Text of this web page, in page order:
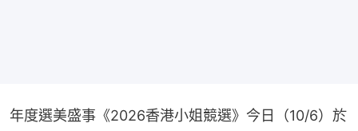
年度選美盛事《2026香港小姐競選》今日（10/6）於